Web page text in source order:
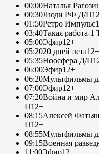
00:00Наталья
00:30Люди РФ Д/П
01:50Ретро Импульс
03:40Такая работа-
05:00Эфир12+
05:2020 дней лета12+
05:35Ноосфера Д/П
06:00Эфир12+
06:20Мультфильмы
07:00Эфир12+
07:20Война и мир
П12+
08:15Алексей
П12+
08:55Мультфильмы
09:15Военная
11:00Эфир12+